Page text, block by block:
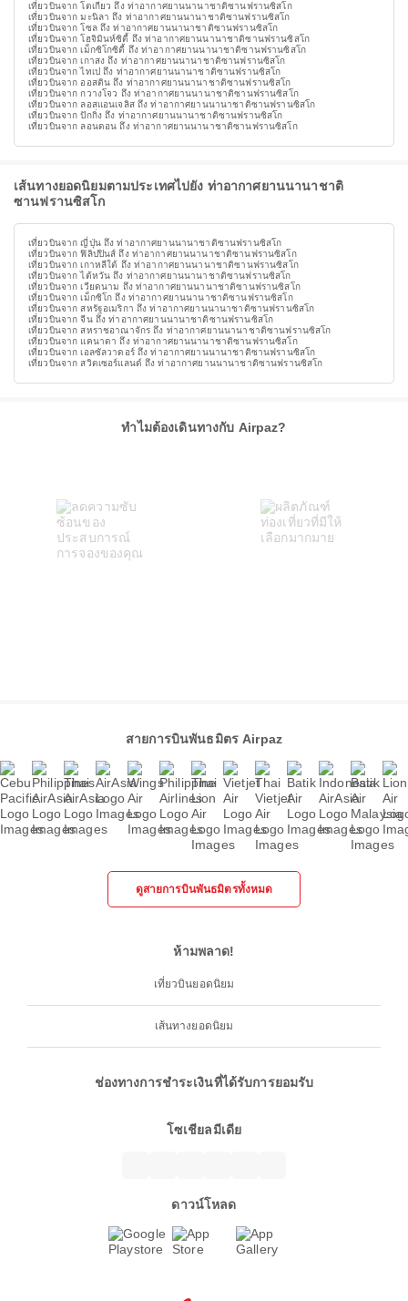
เที่ยวบินจาก โตเกียว ถึง ท่าอากาศยานนานาชาติซานฟรานซิสโก
เที่ยวบินจาก มะนิลา ถึง ท่าอากาศยานนานาชาติซานฟรานซิสโก
เที่ยวบินจาก โซล ถึง ท่าอากาศยานนานาชาติซานฟรานซิสโก
เที่ยวบินจาก โฮจิมินห์ซิตี้ ถึง ท่าอากาศยานนานาชาติซานฟรานซิสโก
เที่ยวบินจาก เม็กซิโกซิตี้ ถึง ท่าอากาศยานนานาชาติซานฟรานซิสโก
เที่ยวบินจาก เกาสง ถึง ท่าอากาศยานนานาชาติซานฟรานซิสโก
เที่ยวบินจาก ไทเป ถึง ท่าอากาศยานนานาชาติซานฟรานซิสโก
เที่ยวบินจาก ออสติน ถึง ท่าอากาศยานนานาชาติซานฟรานซิสโก
เที่ยวบินจาก กวางโจว ถึง ท่าอากาศยานนานาชาติซานฟรานซิสโก
เที่ยวบินจาก ลอสแอนเจลิส ถึง ท่าอากาศยานนานาชาติซานฟรานซิสโก
เที่ยวบินจาก ปักกิ่ง ถึง ท่าอากาศยานนานาชาติซานฟรานซิสโก
เที่ยวบินจาก ลอนดอน ถึง ท่าอากาศยานนานาชาติซานฟรานซิสโก
เส้นทางยอดนิยมตามประเทศไปยัง ท่าอากาศยานนานาชาติ
ซานฟรานซิสโก
เที่ยวบินจาก ญี่ปุ่น ถึง ท่าอากาศยานนานาชาติซานฟรานซิสโก
เที่ยวบินจาก ฟิลิปปินส์ ถึง ท่าอากาศยานนานาชาติซานฟรานซิสโก
เที่ยวบินจาก เกาหลีใต้ ถึง ท่าอากาศยานนานาชาติซานฟรานซิสโก
เที่ยวบินจาก ไต้หวัน ถึง ท่าอากาศยานนานาชาติซานฟรานซิสโก
เที่ยวบินจาก เวียดนาม ถึง ท่าอากาศยานนานาชาติซานฟรานซิสโก
เที่ยวบินจาก เม็กซิโก ถึง ท่าอากาศยานนานาชาติซานฟรานซิสโก
เที่ยวบินจาก สหรัฐอเมริกา ถึง ท่าอากาศยานนานาชาติซานฟรานซิสโก
เที่ยวบินจาก จีน ถึง ท่าอากาศยานนานาชาติซานฟรานซิสโก
เที่ยวบินจาก สหราชอาณาจักร ถึง ท่าอากาศยานนานาชาติซานฟรานซิสโก
เที่ยวบินจาก แคนาดา ถึง ท่าอากาศยานนานาชาติซานฟรานซิสโก
เที่ยวบินจาก เอลซัลวาดอร์ ถึง ท่าอากาศยานนานาชาติซานฟรานซิสโก
เที่ยวบินจาก สวิตเซอร์แลนด์ ถึง ท่าอากาศยานนานาชาติซานฟรานซิสโก
ทำไมต้องเดินทางกับ Airpaz?
สายการบินพันธมิตร Airpaz
ดูสายการบินพันธมิตรทั้งหมด
ห้ามพลาด!
เที่ยวบินยอดนิยม
เส้นทางยอดนิยม
ช่องทางการชำระเงินที่ได้รับการยอมรับ
โซเชียลมีเดีย
ดาวน์โหลด